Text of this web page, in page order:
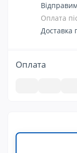
Оплата
Доставка
Оплата